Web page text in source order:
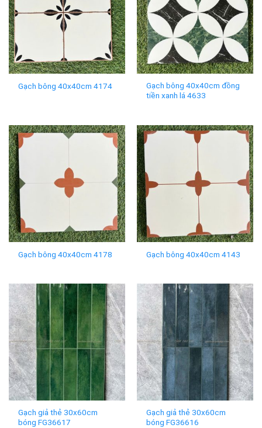
Gạch bông 40x40cm 4174
Gạch bông 40x40cm đồng
tiền xanh lá 4633
Gạch bông 40x40cm 4178 Gạch bông 40x40cm 4143
Gạch giả thẻ 30x60cm
bóng FG36617
Gạch giả thẻ 30x60cm
bóng FG36616